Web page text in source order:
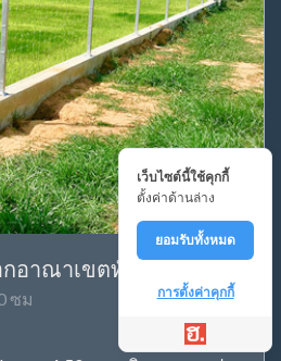
อาณาเขตทั่วไป
ซม
เว็บไซต์นี้ใช้คุกกี้
ตั้งค่าด้านล่าง
ยอมรับทั้งหมด
การตั้งค่าคุกกี้